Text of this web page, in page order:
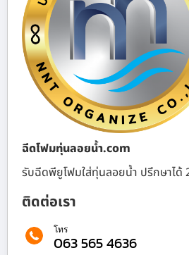
ฉีดโฟมทุ่นลอยน้ำ.com
รับฉีดพียูโฟมใส่ทุ่นลอยน้ำ ปรึกษาได้
ติดต่อเรา
โทร
063 565 4636